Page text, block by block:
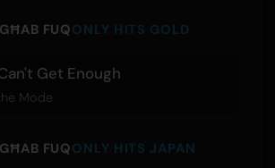
FUQONLY HITS GOLD
Get Enough
Mode
FUQONLY HITS JAPAN